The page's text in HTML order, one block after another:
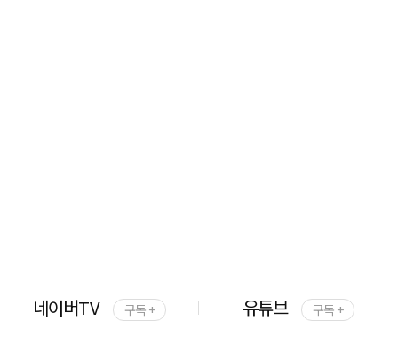
네이버TV 구독 + 유튜브 구독 +